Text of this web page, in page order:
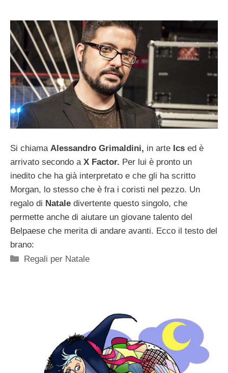
Si chiama Alessandro Grimaldini, in arte Ics ed è
arrivato secondo a X Factor. Per lui è pronto un
inedito che ha già interpretato e che gli ha scritto
Morgan, lo stesso che è fra i coristi nel pezzo. Un
regalo di Natale divertente questo singolo, che
permette anche di aiutare un giovane talento del
Belpaese che merita di andare avanti. Ecco il testo del
brano:
Categorie
Regali per Natale